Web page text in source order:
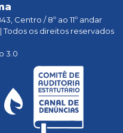
Centro / 8º ao 11º andar
Todos os direitos reservados
3.0